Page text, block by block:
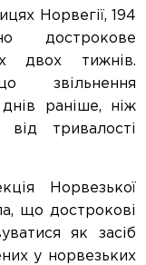
Норвегії, 194
дострокове
двох тижнів.
звільнення
раніше, ніж
від тривалості
Норвезької
що дострокові
як засіб
у норвезьких